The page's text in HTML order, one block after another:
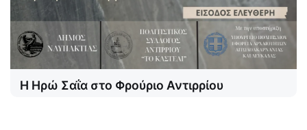
Η Ηρώ Σαΐα στο Φρούριο Αντιρρίου